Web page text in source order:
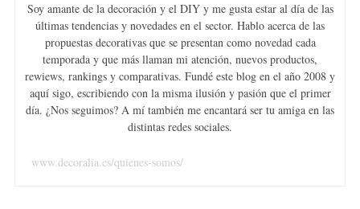
Soy amante de la decoración y el DIY y me gusta estar al día de las
últimas tendencias y novedades en el sector. Hablo acerca de las
propuestas decorativas que se presentan como novedad cada
temporada y que más llaman mi atención, nuevos productos,
rewiews, rankings y comparativas. Fundé este blog en el año 2008 y
aquí sigo, escribiendo con la misma ilusión y pasión que el primer
día. ¿Nos seguimos? A mí también me encantará ser tu amiga en las
distintas redes sociales.
www.decoralia.es/quienes-somos/
S
e
a
r
f